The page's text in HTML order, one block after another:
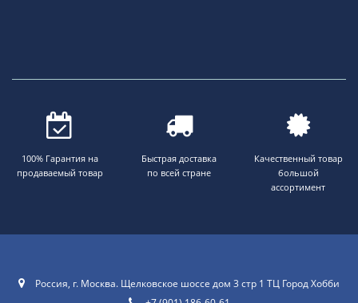
100% Гарантия на
продаваемый товар
Быстрая доставка
по всей стране
Качественный товар
большой
ассортимент
Россия, г. Москва. Щелковское шоссе дом 3 стр 1 ТЦ Город Хобби